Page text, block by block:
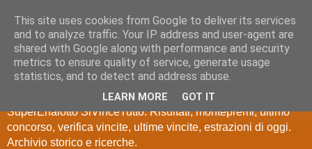
Estrazioni Lotto
SuperEnalotto
Ultime estrazioni di Lotto, SuperEnalotto, 10 e lotto,
SuperEnalotto SiVinceTutto. Risultati, montepremi, ultimo
concorso, verifica vincite, ultime vincite, estrazioni di oggi.
Archivio storico e ricerche.
This site uses cookies from Google to deliver its services
and to analyze traffic. Your IP address and user-agent are
shared with Google along with performance and security
metrics to ensure quality of service, generate usage
statistics, and to detect and address abuse.
LEARN MORE GOT IT